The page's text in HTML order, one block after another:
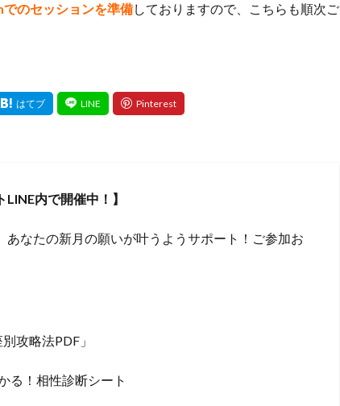
のセッションを準備しておりますので、こちらも順次ご
内で開催中！】
あなたの新月の願いが叶うようサポート！ご参加お
攻略法PDF」
る！相性診断シート